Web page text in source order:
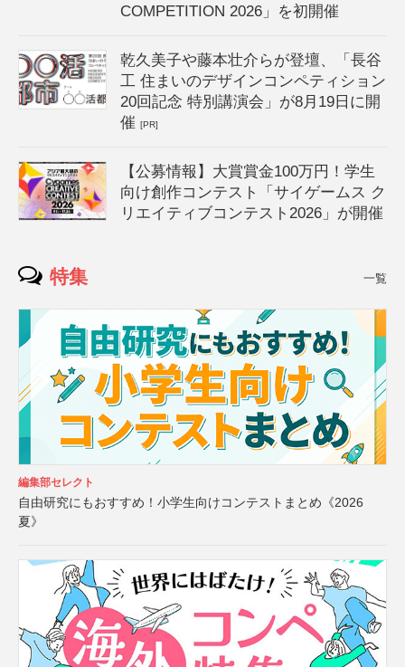
COMPETITION 2026」を初開催
乾久美子や藤本壮介らが登壇、「長谷
工 住まいのデザインコンペティション
20回記念 特別講演会」が8月19日に開
催[PR]
【公募情報】大賞賞金100万円！学生
向け創作コンテスト「サイゲームス ク
リエイティブコンテスト2026」が開催
特集 一覧
編集部セレクト
自由研究にもおすすめ！小学生向けコンテストまとめ《2026
夏》